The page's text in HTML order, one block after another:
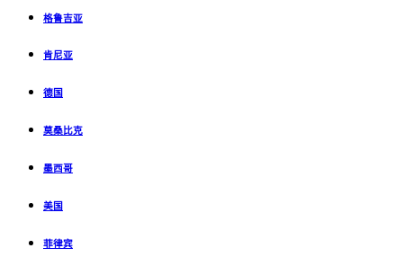
格鲁吉亚
肯尼亚
德国
莫桑比克
墨西哥
美国
菲律宾